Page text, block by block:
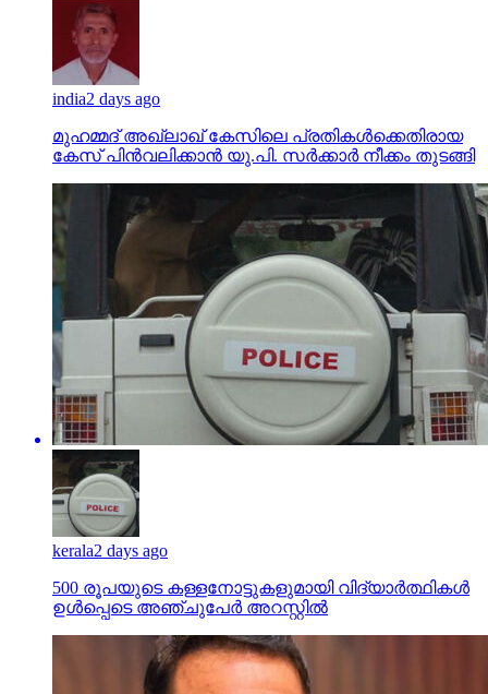
മുഹമ്മദ് അഖ്‌ലാഖ് കേസിലെ പ്രതികള്‍ക്കെതിരായ
കേസ് പിന്‍വലിക്കാന്‍ യു.പി. സര്‍ക്കാര്‍ നീക്കം തുടങ്ങി
kerala2 days ago
500 രൂപയുടെ കള്ളനോട്ടുകളുമായി വിദ്യാര്‍ത്ഥികള്‍
ഉള്‍പ്പെടെ അഞ്ചുപേര്‍ അറസ്റ്റില്‍